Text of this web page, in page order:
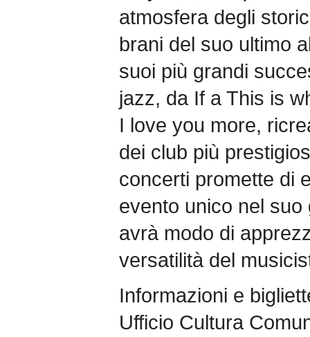
atmosfera degli
brani del suo ultimo
suoi più grandi
jazz, da If a This is
I love you more,
dei club più
concerti promette di
evento unico nel
avrà modo di
versatilità del
Informazioni e
Ufficio Cultura